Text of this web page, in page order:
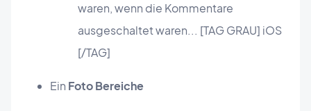
waren, wenn die Kommentare
ausgeschaltet waren... [TAG GRAU] iOS
[/TAG]
Ein Foto Bereiche